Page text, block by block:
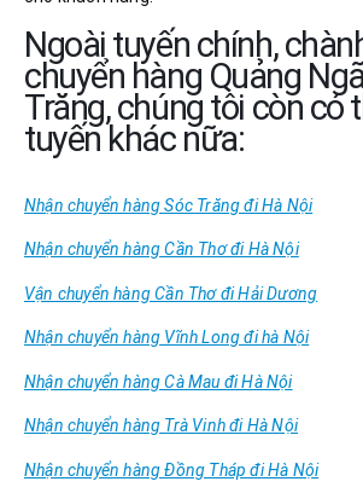
Ngoài tuyến chính,
chuyển hàng Quảng
Trăng, chúng tôi còn có
tuyến khác nữa:
Nhận chuyển hàng Sóc Trăng đi Hà Nội
Nhận chuyển hàng Cần Thơ đi Hà Nội
Vận chuyển hàng Cần Thơ đi Hải Dương
Nhận chuyển hàng Vĩnh Long đi hà Nội
Nhận chuyển hàng Cà Mau đi Hà Nội
Nhận chuyển hàng Trà Vinh đi Hà Nội
Nhận chuyển hàng Đồng Tháp đi Hà Nội